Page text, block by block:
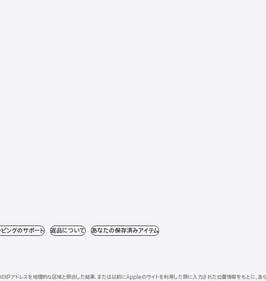
す）
ンドウで開きます）
ピングのサポート（新規ウインドウで開きます）
返品について（新規ウインドウで開きます）
あなたの保存済みアイテム（新規ウインドウで開きます）
IPアドレスを地理的な区域と照合した結果、または以前にAppleのサイトを利用した際に入力された位置情報をもとに、あ